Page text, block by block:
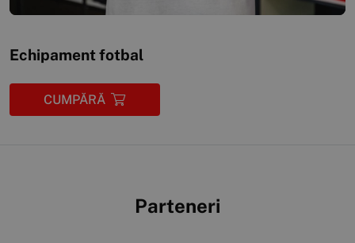
Echipament fotbal
CUMPĂRĂ
Parteneri